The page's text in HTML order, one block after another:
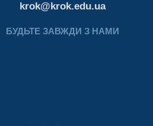
krok@krok.edu.ua
БУДЬТЕ ЗАВЖДИ З НАМИ